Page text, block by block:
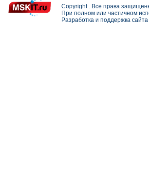
Copyright . Все права
При полном или частичном
Разработка и поддержка